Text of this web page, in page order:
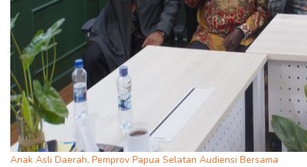
Anak Asli Daerah, Pemprov Papua Selatan Audiensi Bersama